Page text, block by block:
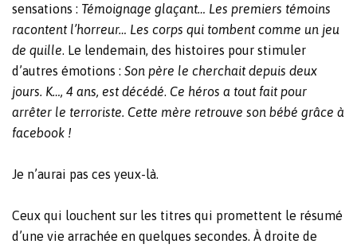
sensations : Témoignage glaçant… Les premiers témoins
racontent l’horreur… Les corps qui tombent comme un jeu
de quille. Le lendemain, des histoires pour stimuler
d’autres émotions : Son père le cherchait depuis deux
jours. K…, 4 ans, est décédé. Ce héros a tout fait pour
arrêter le terroriste. Cette mère retrouve son bébé grâce à
facebook !
Je n’aurai pas ces yeux-là.
Ceux qui louchent sur les titres qui promettent le résumé
d’une vie arrachée en quelques secondes. À droite de